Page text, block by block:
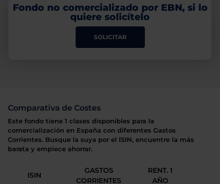
Fondo no comercializado por EBN, si lo
quiere solicítelo
SOLICITAR
Comparativa de Costes
Este fondo tiene 1 clases disponibles para la
comercialización en España con diferentes Gastos
Corrientes. Busque la suya por el ISIN, encuentre la más
barata y empiece ahorrar.
ISIN
GASTOS
CORRIENTES
RENT. 1
AÑO